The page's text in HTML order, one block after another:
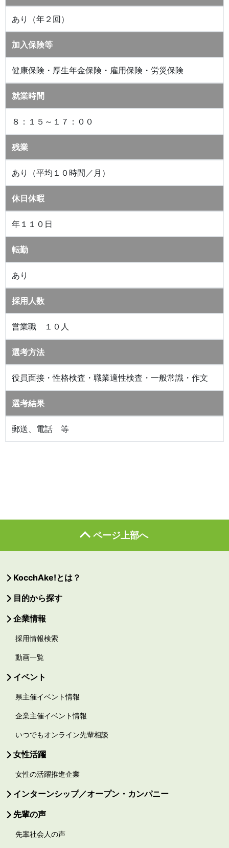
あり（年２回）
加入保険等
健康保険・厚生年金保険・雇用保険・労災保険
就業時間
８：１５～１７：００
残業
あり（平均１０時間／月）
休日休暇
年１１０日
転勤
あり
採用人数
営業職 １０人
選考方法
役員面接・性格検査・職業適性検査・一般常識・作文
選考結果
郵送、電話 等
ページ上部へ
KocchAke!とは？
目的から探す
企業情報
採用情報検索
動画一覧
イベント
県主催イベント情報
企業主催イベント情報
いつでもオンライン先輩相談
女性活躍
女性の活躍推進企業
インターンシップ／オープン・カンパニー
先輩の声
先輩社会人の声